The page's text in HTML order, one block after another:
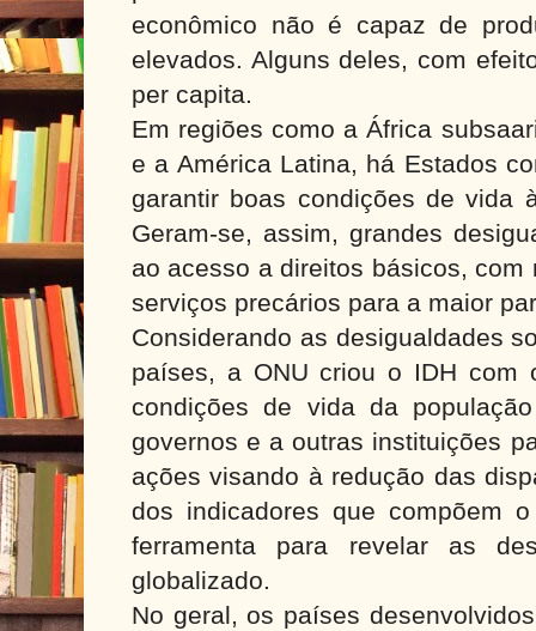
econômico não é capaz de
elevados. Alguns deles, com
per capita.
Em regiões como a África
e a América Latina, há Estados
garantir boas condições de vida
Geram-se, assim, grandes
ao acesso a direitos básicos, com
serviços precários para a maior
Considerando as desigualdades
países, a ONU criou o IDH com
condições de vida da
governos e a outras instituições
ações visando à redução das
dos indicadores que compõem
ferramenta para revelar as
globalizado.
No geral, os países